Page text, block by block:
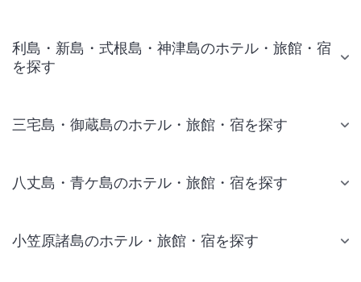
利島・新島・式根島・神津島のホテル・旅館・宿
を探す
三宅島・御蔵島のホテル・旅館・宿を探す
八丈島・青ケ島のホテル・旅館・宿を探す
小笠原諸島のホテル・旅館・宿を探す